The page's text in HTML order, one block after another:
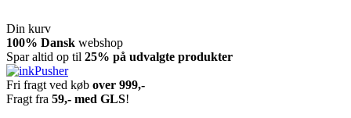
Din kurv
Spring
til
indhold
100% Dansk webshop
Spar altid op til 25% på udvalgte produkter
inkPusher
Leverandør af blækpatroner, kontor artikler og meget mere
Fri fragt ved køb over 999,-
Fragt fra 59,- med GLS!